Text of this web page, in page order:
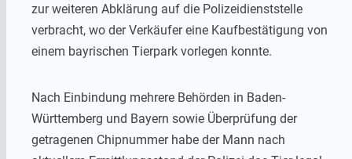
zur weiteren Abklärung auf die Polizeidienststelle
verbracht, wo der Verkäufer eine Kaufbestätigung von
einem bayrischen Tierpark vorlegen konnte.
Nach Einbindung mehrere Behörden in Baden-
Württemberg und Bayern sowie Überprüfung der
getragenen Chipnummer habe der Mann nach